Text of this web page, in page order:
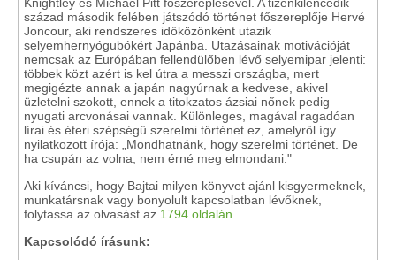
század második felében játszódó történet főszereplője Hervé
Joncour, aki rendszeres időközönként utazik
selyemhernyógubókért Japánba. Utazásainak motivációját
nemcsak az Európában fellendülőben lévő selyemipar jelenti:
többek közt azért is kel útra a messzi országba, mert
megigézte annak a japán nagyúrnak a kedvese, akivel
üzletelni szokott, ennek a titokzatos ázsiai nőnek pedig
nyugati arcvonásai vannak. Különleges, magával ragadóan
lírai és éteri szépségű szerelmi történet ez, amelyről így
nyilatkozott írója: „Mondhatnánk, hogy szerelmi történet. De
ha csupán az volna, nem érné meg elmondani."
Aki kíváncsi, hogy Bajtai milyen könyvet ajánl kisgyermeknek,
munkatársnak vagy bonyolult kapcsolatban lévőknek,
folytassa az olvasást az 1794 oldalán
Kapcsolódó írásunk: